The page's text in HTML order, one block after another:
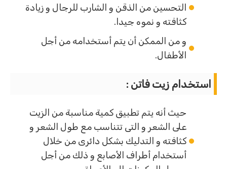
التحسين من الذقن و الشارب للرجال و زيادة
كثافته و نموه جيدا.
و من الممكن أن يتم أستخدامه من أجل
الأطفال.
استخدام زيت فاتن :
حيث أنه يتم تطبيق كمية مناسبة من الزيت
على الشعر و التى تتناسب مع طول الشعر و
كثافته و التدليك بشكل دائرى من خلال
أستخدام أطراف الأصابع و ذلك من أجل